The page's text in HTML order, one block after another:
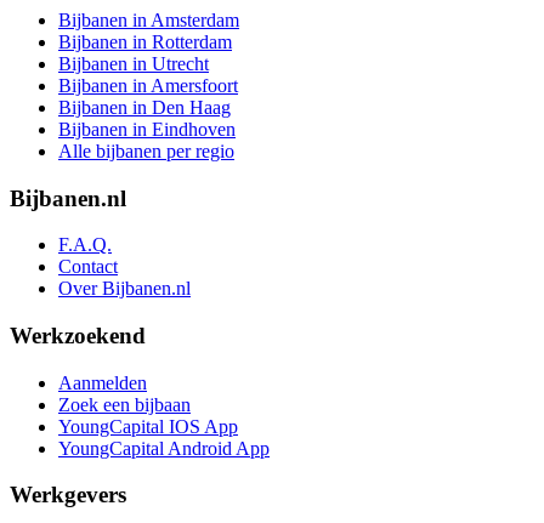
Bijbanen in Amsterdam
Bijbanen in Rotterdam
Bijbanen in Utrecht
Bijbanen in Amersfoort
Bijbanen in Den Haag
Bijbanen in Eindhoven
Alle bijbanen per regio
Bijbanen.nl
F.A.Q.
Contact
Over Bijbanen.nl
Werkzoekend
Aanmelden
Zoek een bijbaan
YoungCapital IOS App
YoungCapital Android App
Werkgevers